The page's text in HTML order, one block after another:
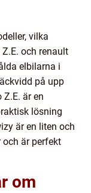
vilka
och renault
elbilarna i
på upp
är en
lösning
är en liten och
är perfekt
om